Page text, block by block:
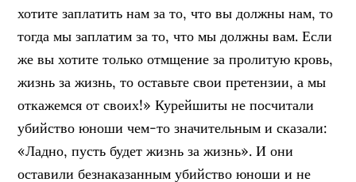
хотите заплатить нам за то, что вы должны нам, то
тогда мы заплатим за то, что мы должны вам. Если
же вы хотите только отмщение за пролитую кровь,
жизнь за жизнь, то оставьте свои претензии, а мы
откажемся от своих!» Курейшиты не посчитали
убийство юноши чем-то значительным и сказали:
«Ладно, пусть будет жизнь за жизнь». И они
оставили безнаказанным убийство юноши и не